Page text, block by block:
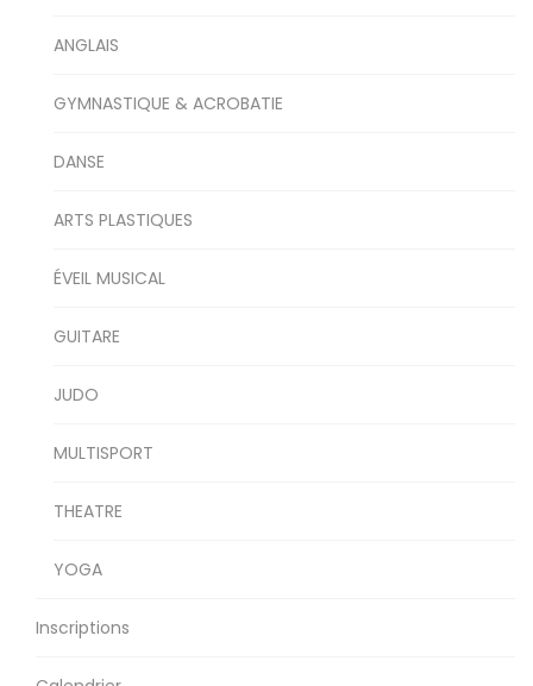
ANGLAIS
GYMNASTIQUE & ACROBATIE
DANSE
ARTS PLASTIQUES
ÉVEIL MUSICAL
GUITARE
JUDO
MULTISPORT
THEATRE
YOGA
Inscriptions